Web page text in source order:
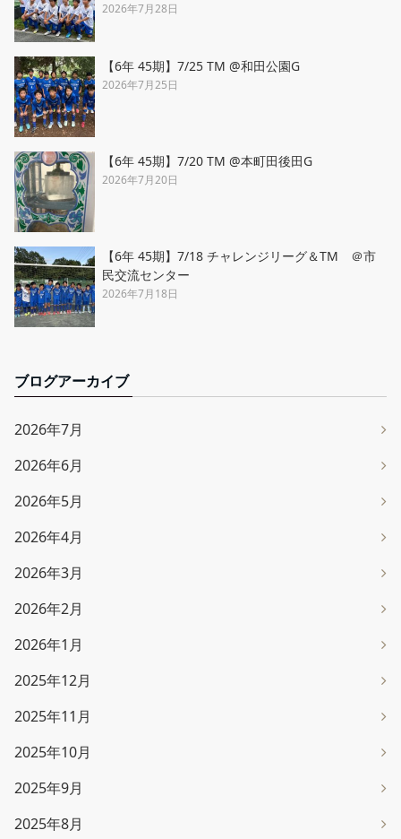
2026年7月28日
【6年 45期】7/25 TM @和田公園G
2026年7月25日
【6年 45期】7/20 TM @本町田後田G
2026年7月20日
【6年 45期】7/18 チャレンジリーグ＆TM ＠市
民交流センター
2026年7月18日
ブログアーカイブ
2026年7月
2026年6月
2026年5月
2026年4月
2026年3月
2026年2月
2026年1月
2025年12月
2025年11月
2025年10月
2025年9月
2025年8月